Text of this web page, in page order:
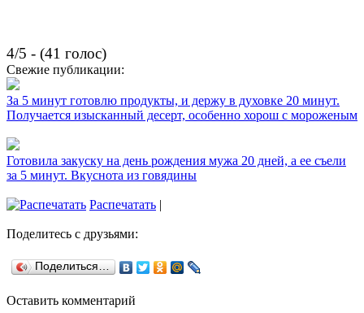
4/5 - (41 голос)
Свежие публикации:
За 5 минут готовлю продукты, и держу в духовке 20 минут.
Получается изысканный десерт, особенно хорош с мороженым
Готовила закуску на день рождения мужа 20 дней, а ее съели
за 5 минут. Вкуснота из говядины
Распечатать |
Поделитесь с друзьями:
Поделиться…
Оставить комментарий